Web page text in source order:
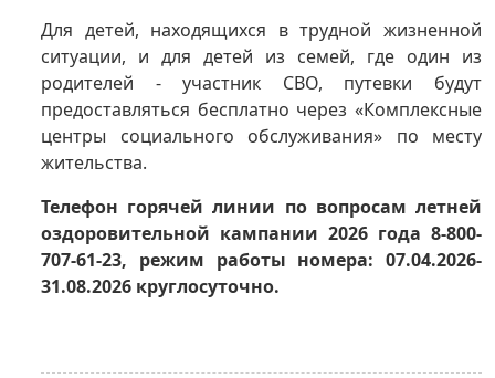
Для детей, находящихся в трудной жизненной
ситуации, и для детей из семей, где один из
родителей - участник СВО, путевки будут
предоставляться бесплатно через «Комплексные
центры социального обслуживания» по месту
жительства.
Телефон горячей линии по вопросам летней
оздоровительной кампании 2026 года 8-800-
707-61-23, режим работы номера: 07.04.2026-
31.08.2026 круглосуточно.